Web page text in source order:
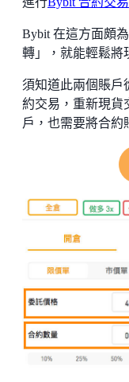
Bybit 在這方面頗
轉」，就能輕鬆將
須知道此兩個賬戶
約交易，重新現貨
戶，也需要將合約